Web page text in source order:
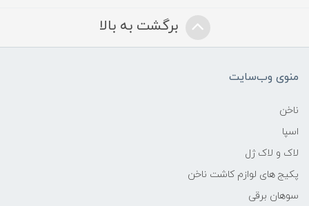
برگشت به بالا
منوی وب‌سایت
ناخن
اسپا
لاک و لاک ژل
پکیج های لوازم کاشت ناخن
سوهان برقی